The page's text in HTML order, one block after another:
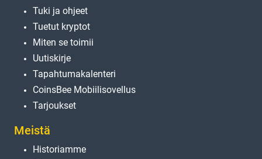
Tuki ja ohjeet
Tuetut kryptot
Miten se toimii
Uutiskirje
Tapahtumakalenteri
CoinsBee Mobiilisovellus
Tarjoukset
Meistä
Historiamme